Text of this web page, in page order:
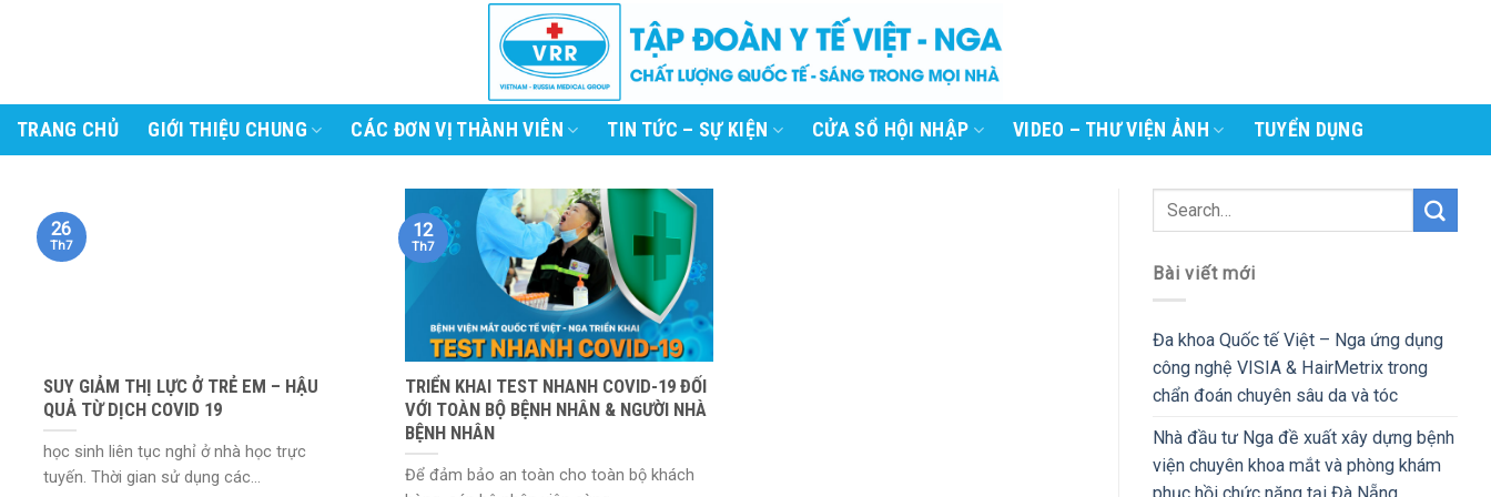
TRANG CHỦ GIỚI THIỆU CHUNG CÁC ĐƠN VỊ THÀNH VIÊN TIN TỨC – SỰ KIỆN CỬA SỔ HỘI NHẬP VIDEO – THƯ VIỆN ẢNH TUYỂN DỤNG
SUY GIẢM THỊ LỰC Ở TRẺ EM – HẬU
QUẢ TỪ DỊCH COVID 19
học sinh liên tục nghỉ ở nhà học trực
tuyến. Thời gian sử dụng các...
26
Th7
TRIỂN KHAI TEST NHANH COVID-19 ĐỐI
VỚI TOÀN BỘ BỆNH NHÂN & NGƯỜI NHÀ
BỆNH NHÂN
Để đảm bảo an toàn cho toàn bộ khách
12
Th7
Bài viết mới
Đa khoa Quốc tế Việt – Nga ứng dụng
công nghệ VISIA & HairMetrix trong
chẩn đoán chuyên sâu da và tóc
Nhà đầu tư Nga đề xuất xây dựng bệnh
viện chuyên khoa mắt và phòng khám